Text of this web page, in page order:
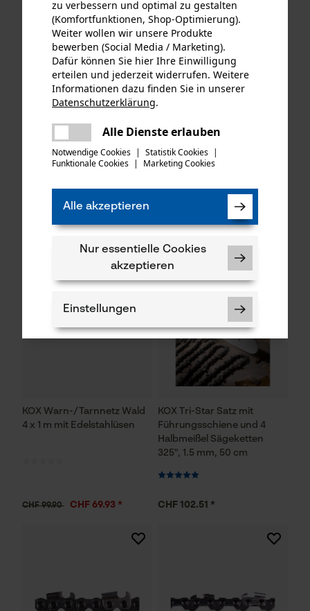
KOX Ersatz-Drehwirbel für
unsere Forstmaßbänder mit
Auslösehaken Typ B
CHF 1.59 *
KOX Tri-Star Satz mit
Halbmeißel Sägeketten 3/8",
CHF 79.46 *
KOX Warn-/Tarnnetz Wald
4 x 1 m mit Edelstahlüsen
CHF 99.90 CHF 69.93 *
KOX Tri-Star Satz mit
Führungsschiene und 4
Halbmeißel Sägeketten
325", 1.5 mm, 50 cm
CHF 102.51 *
zu verbessern und optimal zu gestalten
(Komfortfunktionen, Shop-Optimierung).
Weiter wollen wir unsere Produkte
bewerben (Social Media / Marketing).
Dafür können Sie hier Ihre Einwilligung
erteilen und jederzeit widerrufen. Weitere
Informationen dazu finden Sie in unserer
Datenschutzerklärung.
Alle Dienste erlauben
Notwendige Cookies | Statistik Cookies |
Funktionale Cookies | Marketing Cookies
Alle akzeptieren
Nur essentielle Cookies
akzeptieren
Einstellungen
Speichern der Auswahl zur
Datenverarbeitung
Es ist ein Fehler aufgetreten. Bitte
versuchen Sie es erneut.
mail